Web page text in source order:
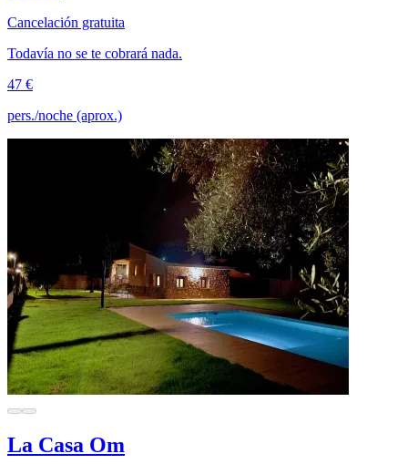
Cancelación gratuita
Todavía no se te cobrará nada.
47 €
pers./noche (aprox.)
La Casa Om